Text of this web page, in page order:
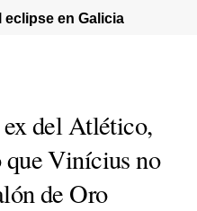
eclipse en Galicia
del Atlético,
que Vinícius no
de Oro